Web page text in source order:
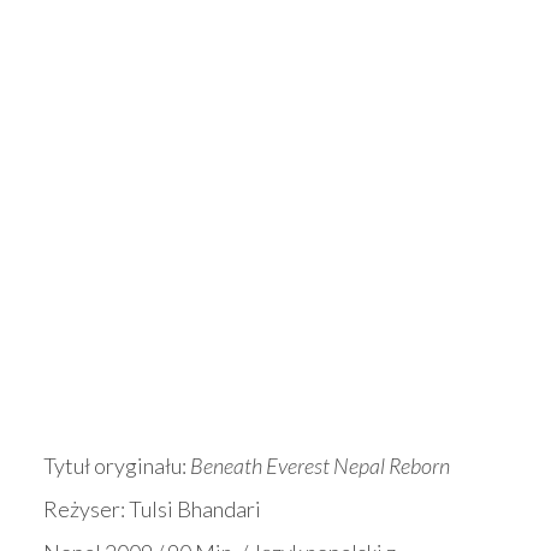
Tytuł oryginału: Beneath Everest Nepal Reborn
Reżyser: Tulsi Bhandari